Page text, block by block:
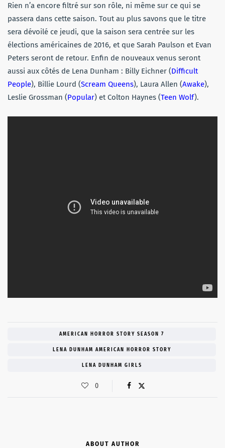
Rien n’a encore filtré sur son rôle, ni même sur ce qui se
passera dans cette saison. Tout au plus savons que le titre
sera dévoilé ce jeudi, que la saison sera centrée sur les
élections américaines de 2016, et que Sarah Paulson et Evan
Peters seront de retour. Enfin de nouveaux venus seront
aussi aux côtés de Lena Dunham : Billy Eichner (Difficult
People), Billie Lourd (Scream Queens), Laura Allen (Awake),
Leslie Grossman (Popular) et Colton Haynes (Teen Wolf).
AMERICAN HORROR STORY SEASON 7
LENA DUNHAM AMERICAN HORROR STORY
LENA DUNHAM GIRLS
0
ABOUT AUTHOR